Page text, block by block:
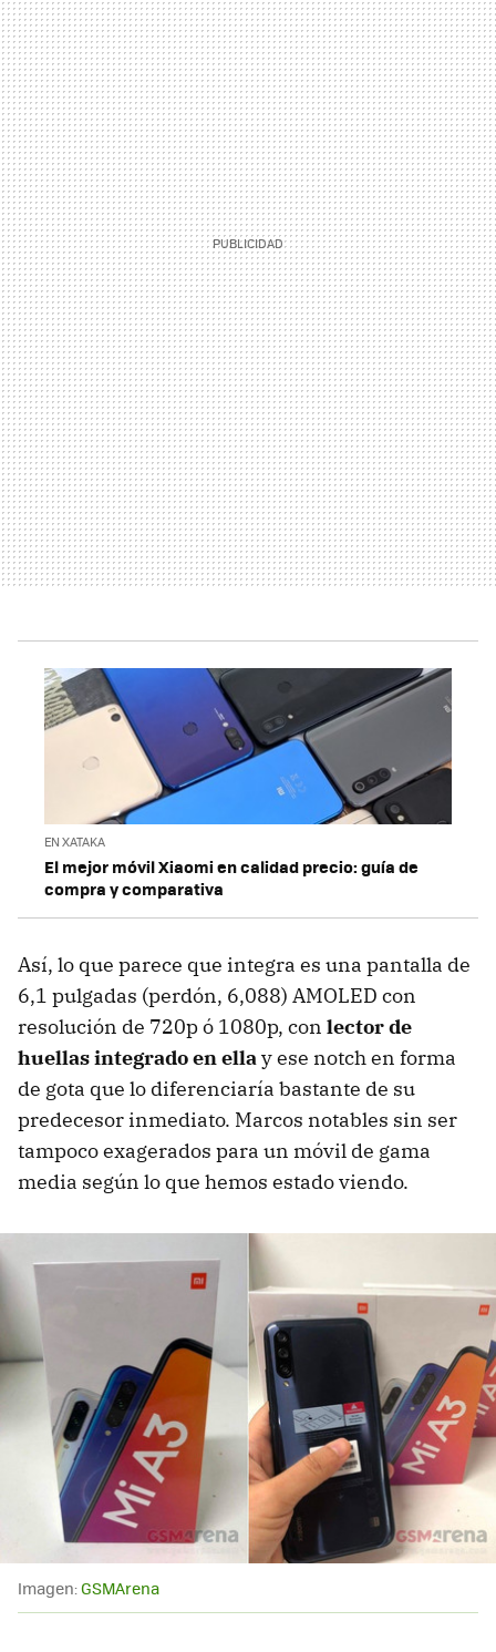
EN XATAKA
El mejor móvil Xiaomi en calidad precio: guía de
compra y comparativa
Así, lo que parece que integra es una pantalla de
6,1 pulgadas (perdón, 6,088) AMOLED con
resolución de 720p ó 1080p, con lector de
huellas integrado en ellay ese notch en forma
de gota que lo diferenciaría bastante de su
predecesor inmediato. Marcos notables sin ser
tampoco exagerados para un móvil de gama
media según lo que hemos estado viendo.
Imagen:GSMArena